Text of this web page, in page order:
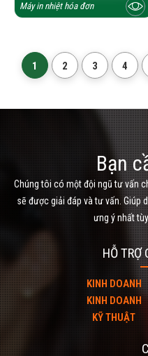
► Các khổ in
với các dòng
57,80. còn các
thì ta có khổ 75.
tùy vào nhu cầu
khổ in phù hợp để
thị đầy đủ và rõ
mình.
Có dễ sửa
không?
Máy in nhiệt hóa đơn
1 2 3 4
Bạn
Chúng tôi có một đội ngũ tư vấn
sẽ được giải đáp và tư vấn. Giúp
ưng ý nhất
HỖ TRỢ
KINH DOANH
KINH DOANH
KỸ THUẬT